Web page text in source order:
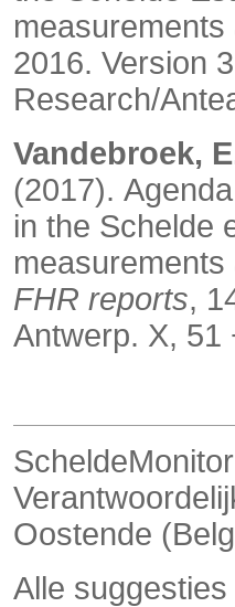
2016. Version
Research/
Vandebroek,
(2017).
in the Schelde
FHR reports,
Antwerp. X,
Oostende
Alle